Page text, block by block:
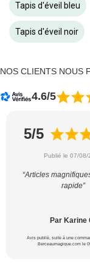
Tapis d'éveil bleu
Tapis d'éveil noir
NOS CLIENTS NOUS
4.6/5
5/5
Publié le 07/08/
“Articles
rapide”
Par Karine
Avis publié, suite à une
Berceaumagique.com le